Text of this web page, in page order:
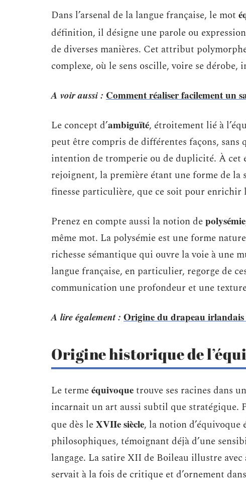
Dans l’arsenal de la langue française, le mot
définition, il désigne une parole ou
de diverses manières. Cet attribut
complexe, où le sens oscille, voire se
A voir aussi : Comment réaliser facilement un
Le concept d’ambiguïté, étroitement lié à
peut être compris de différentes façons, sans
intention de tromperie ou de duplicité. À cet
rejoignent, la première étant une forme de la
finesse particulière, que ce soit pour
Prenez en compte aussi la notion depolysémie
même mot. La polysémie est une forme
richesse sémantique qui ouvre la voie à une
langue française, en particulier, regorge de
communication une profondeur et une texture
A lire également : Origine du drapeau
Origine historique de
Le termeéquivoquetrouve ses racines dans
incarnait un art aussi subtil que stratégique.
que dès leXVIIe siècle, la notion
philosophiques, témoignant déjà d’une
langage. La satire XII de Boileau illustre avec
servait à la fois de critique et d’ornement